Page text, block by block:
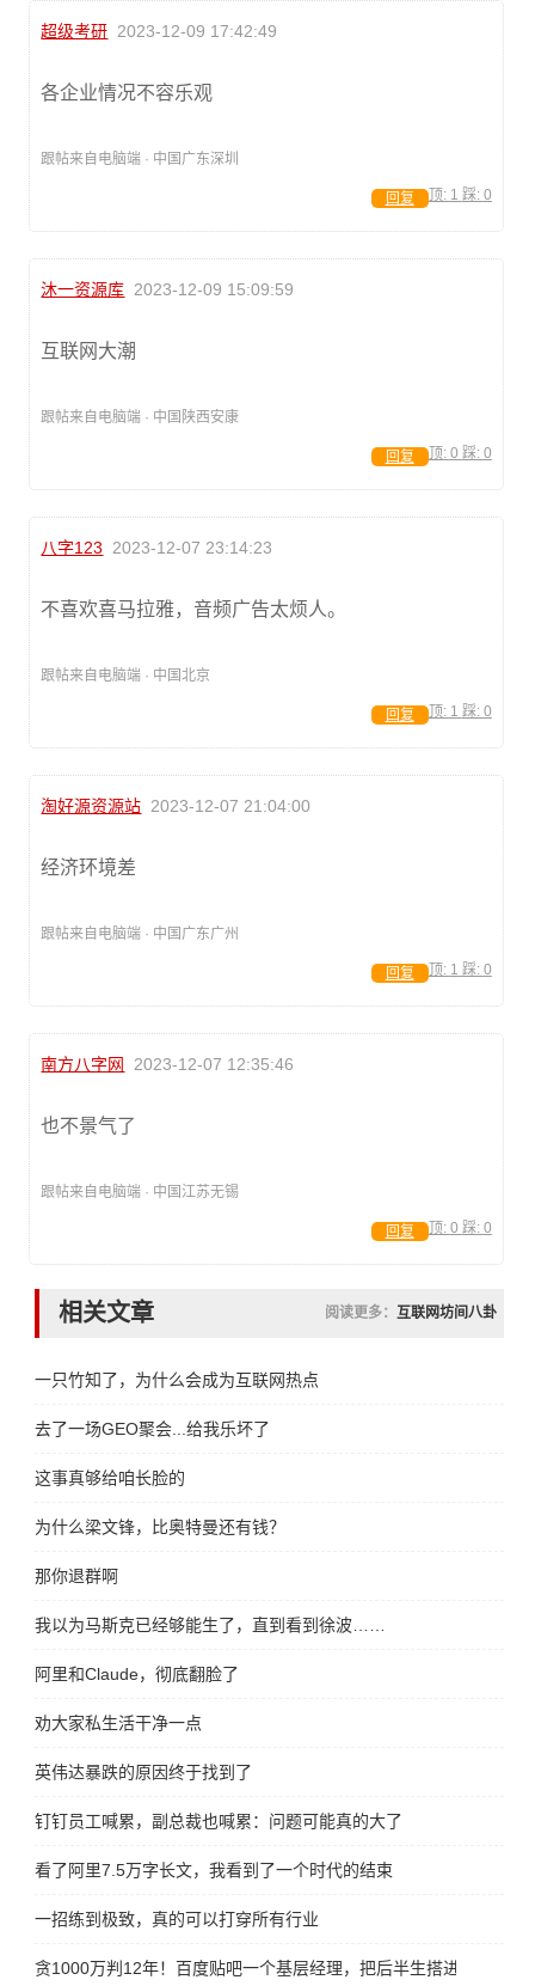
超级考研 2023-12-09 17:42:49
各企业情况不容乐观
跟帖来自电脑端 · 中国广东深圳
顶: 1 踩: 0
回复
沐一资源库 2023-12-09 15:09:59
互联网大潮
跟帖来自电脑端 · 中国陕西安康
顶: 0 踩: 0
回复
八字123 2023-12-07 23:14:23
不喜欢喜马拉雅，音频广告太烦人。
跟帖来自电脑端 · 中国北京
顶: 1 踩: 0
回复
淘好源资源站 2023-12-07 21:04:00
经济环境差
跟帖来自电脑端 · 中国广东广州
顶: 1 踩: 0
回复
南方八字网 2023-12-07 12:35:46
也不景气了
跟帖来自电脑端 · 中国江苏无锡
顶: 0 踩: 0
回复
相关文章 阅读更多： 互联网坊间八卦
一只竹知了，为什么会成为互联网热点
去了一场GEO聚会...给我乐坏了
这事真够给咱长脸的
为什么梁文锋，比奥特曼还有钱？
那你退群啊
我以为马斯克已经够能生了，直到看到徐波……
阿里和Claude，彻底翻脸了
劝大家私生活干净一点
英伟达暴跌的原因终于找到了
钉钉员工喊累，副总裁也喊累：问题可能真的大了
看了阿里7.5万字长文，我看到了一个时代的结束
一招练到极致，真的可以打穿所有行业
贪1000万判12年！百度贴吧一个基层经理，把后半生搭进去了